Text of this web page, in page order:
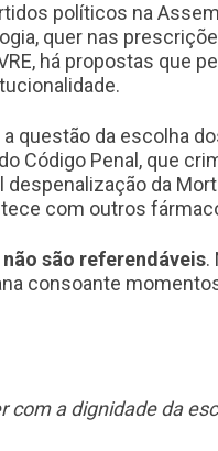
políticos na
quer nas
há propostas
questão da escolha
Código Penal, que
da
com outros
são referendáveis.
consoante
a dignidade da